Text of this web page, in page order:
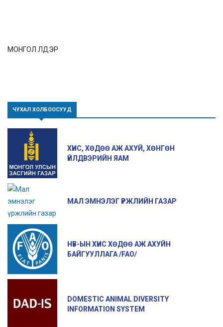
МОНГОЛ ҮҮЛДЭР
ЧУХАЛ ХОЛБООСУУД
ХҮНС, ХӨДӨӨ АЖ АХУЙ, ХӨНГӨН
ҮЙЛДВЭРИЙН ЯАМ
МАЛ ЭМНЭЛЭГ ҮРЖЛИЙН ГАЗАР
НҮБ-ЫН ХҮНС ХӨДӨӨ АЖ АХУЙН
БАЙГУУЛЛАГА /FAO/
DOMESTIC ANIMAL DIVERSITY
INFORMATION SYSTEM